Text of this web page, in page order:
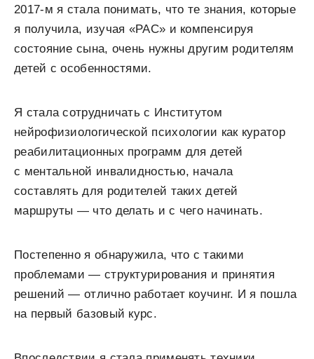
2017-м я стала понимать, что те знания, которые
я получила, изучая «РАС» и компенсируя
состояние сына, очень нужны другим родителям
детей с особенностями.
Я стала сотрудничать с Институтом
нейрофизиологической психологии как куратор
реабилитационных программ для детей
с ментальной инвалидностью, начала
составлять для родителей таких детей
маршруты — что делать и с чего начинать.
Постепенно я обнаружила, что с такими
проблемами — структурирования и принятия
решений — отлично работает коучинг. И я пошла
на первый базовый курс.